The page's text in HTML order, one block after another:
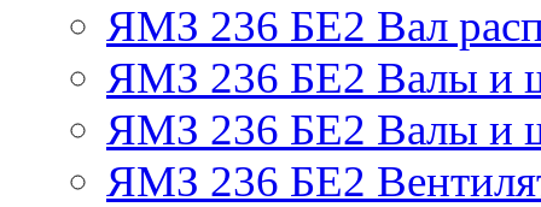
ЯМЗ 236 БЕ2 Вал
ЯМЗ 236 БЕ2 Валы и
ЯМЗ 236 БЕ2 Валы и
ЯМЗ 236 БЕ2